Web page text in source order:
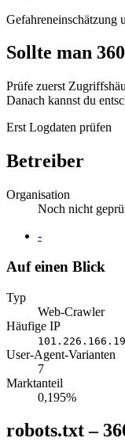
Gefahreneinschätzung
Sollte man
Prüfe zuerst
Danach kannst du
Erst Logdaten prüfen
Betreiber
Organisation
Noch nicht
Website
-
Auf einen Blick
Typ
Web-Crawler
Häufige IP
User-Agent-Varianten
7
Marktanteil
0,195%
robots.txt –